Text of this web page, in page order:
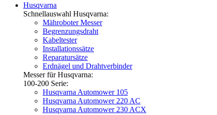
Husqvarna
Schnellauswahl Husqvarna:
Mähroboter Messer
Begrenzungsdraht
Kabeltester
Installationssätze
Reparatursätze
Erdnägel und Drahtverbinder
Messer für Husqvarna:
100-200 Serie:
Husqvarna Automower 105
Husqvarna Automower 220 AC
Husqvarna Automower 230 ACX